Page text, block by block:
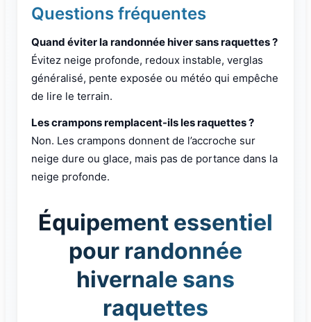
Questions fréquentes
Quand éviter la randonnée hiver sans raquettes ?
Évitez neige profonde, redoux instable, verglas
généralisé, pente exposée ou météo qui empêche
de lire le terrain.
Les crampons remplacent-ils les raquettes ?
Non. Les crampons donnent de l’accroche sur
neige dure ou glace, mais pas de portance dans la
neige profonde.
Équipement essentiel
pour randonnée
hivernale sans
raquettes